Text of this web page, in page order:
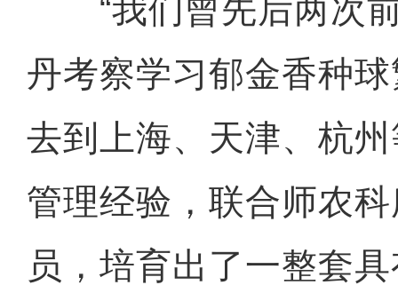
“我们曾先后两次前
丹考察学习郁金香种
去到上海、天津、杭
管理经验，联合师农
员，培育出了一整套